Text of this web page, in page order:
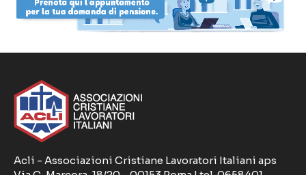
Acli - Associazioni Cristiane Lavoratori Italiani aps